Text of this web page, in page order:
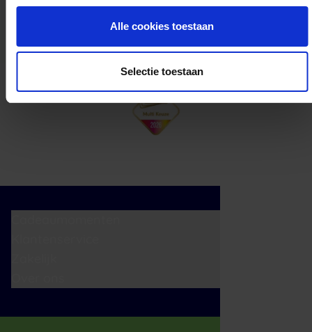
Alle cookies toestaan
Selectie toestaan